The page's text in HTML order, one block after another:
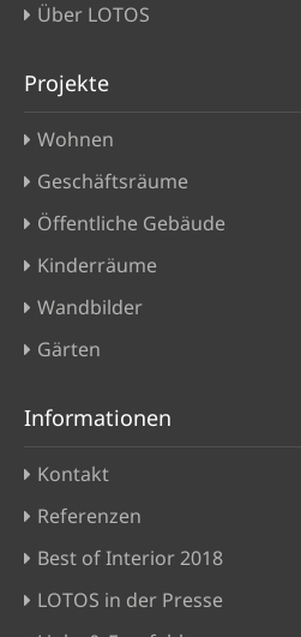
Über LOTOS
Projekte
Wohnen
Geschäftsräume
Öffentliche Gebäude
Kinderräume
Wandbilder
Gärten
Informationen
Kontakt
Referenzen
Best of Interior 2018
LOTOS in der Presse